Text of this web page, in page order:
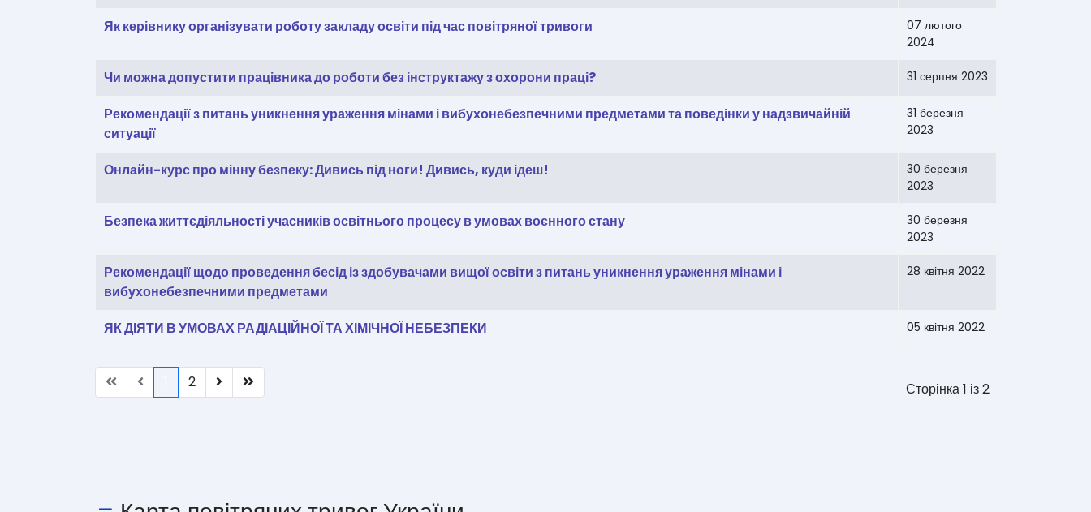
Як керівнику організувати роботу закладу освіти під час повітряної тривоги
07 лютого
2024
Чи можна допустити працівника до роботи без інструктажу з охорони праці? 31 серпня 2023
Рекомендації з питань уникнення ураження мінами і вибухонебезпечними предметами та поведінки у надзвичайній
ситуації
31 березня
2023
Онлайн-курс про мінну безпеку: Дивись під ноги! Дивись, куди ідеш!
30 березня
2023
Безпека життєдіяльності учасників освітнього процесу в умовах воєнного стану
30 березня
2023
Рекомендації щодо проведення бесід із здобувачами вищої освіти з питань уникнення ураження мінами і
вибухонебезпечними предметами
28 квітня 2022
ЯК ДІЯТИ В УМОВАХ РАДІАЦІЙНОЇ ТА ХІМІЧНОЇ НЕБЕЗПЕКИ 05 квітня 2022
Сторінка 1 із 2
2